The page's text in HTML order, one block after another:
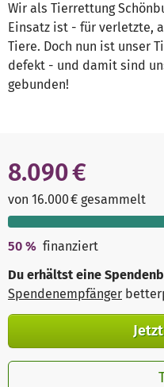
Wir als Tierrettung
Einsatz ist - für verletzte,
Tiere. Doch nun ist unser
defekt - und damit sind
gebunden!
8.090 €
von 16.000 € gesammelt
50 % finanziert
Du erhältst eine
Spendenempfänger